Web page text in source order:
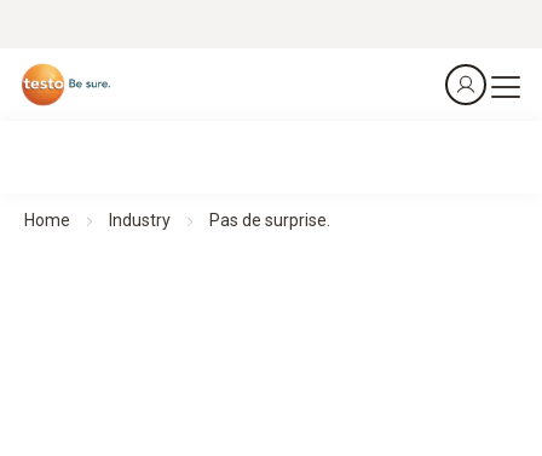
Home Industry Pas de surprise.